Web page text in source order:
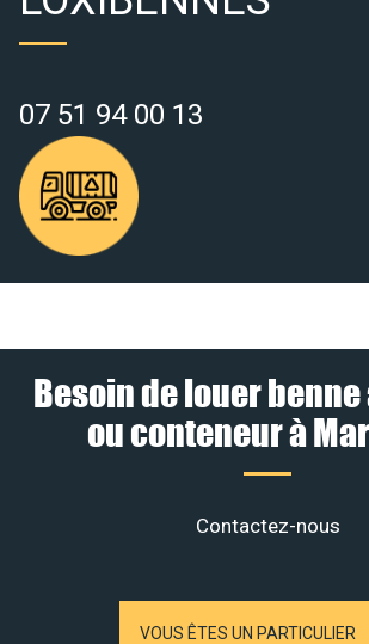
07 51 94 00 13
Besoin de louer
ou conteneur à
Contactez-nous
VOUS ÊTES UN PARTICULIER